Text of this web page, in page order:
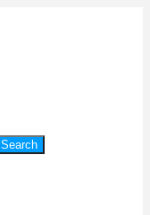
Search